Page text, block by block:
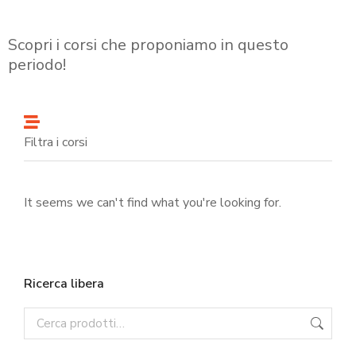
Scopri i corsi che proponiamo in questo
periodo!
Filtra i corsi
It seems we can't find what you're looking for.
Ricerca libera